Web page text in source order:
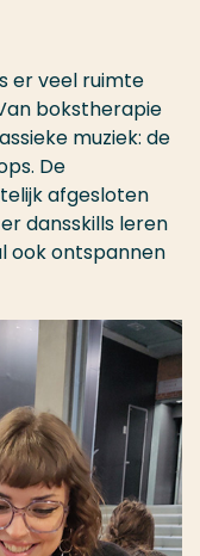
er veel ruimte
bokstherapie
muziek: de
De
afgesloten
dansskills leren
ook ontspannen